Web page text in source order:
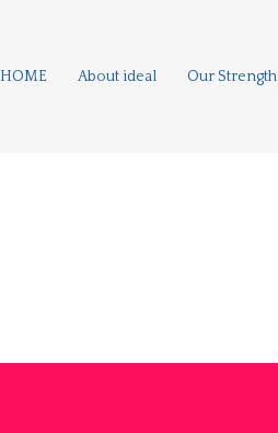
HOME About ideal Our Strength